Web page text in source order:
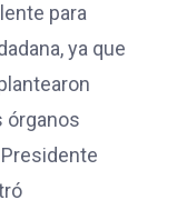
para
ya que
órganos